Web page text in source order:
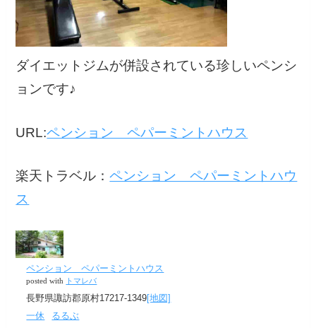
ダイエットジムが併設されている珍しいペンシ
ョンです♪
URL:ペンション ペパーミントハウス
楽天トラベル：ペンション ペパーミントハウ
ス
ペンション ペパーミントハウス
posted with トマレバ
長野県諏訪郡原村17217-1349[地図]
一休
るるぶ